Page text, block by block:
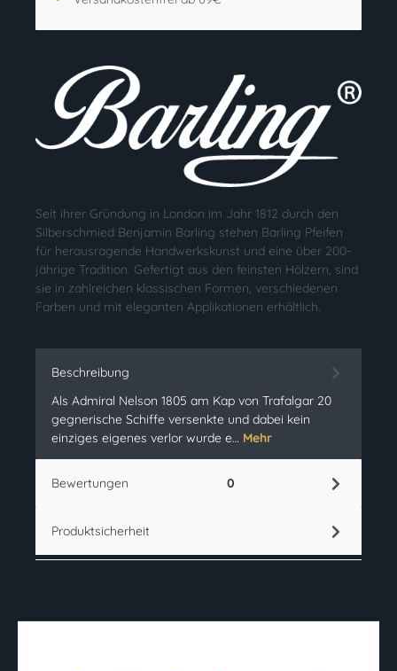
Seit ihrer Gründung in London im Jahr 1812 durch den
Silberschmied Benjamin Barling stehen Barling Pfeifen
für herausragende Handwerkskunst und eine über 200-
jährige Tradition. Gefertigt aus den feinsten Hölzern, sind
sie in zahlreichen klassischen Formen, verschiedenen
Farben und mit eleganten Applikationen erhältlich.
Beschreibung
Als Admiral Nelson 1805 am Kap von Trafalgar 20
gegnerische Schiffe versenkte und dabei kein
einziges eigenes verlor wurde e… Mehr
Bewertungen 0
Produktsicherheit